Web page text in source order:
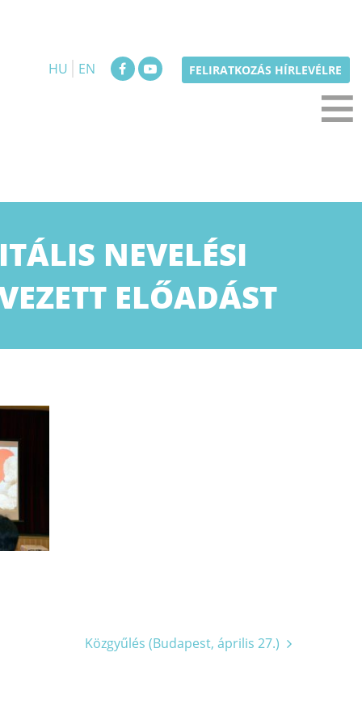
HU EN FELIRATKOZÁS HÍRLEVÉLRE
≡
NEVELÉSI
ELŐADÁST
Közgyűlés (Budapest, április 27.)